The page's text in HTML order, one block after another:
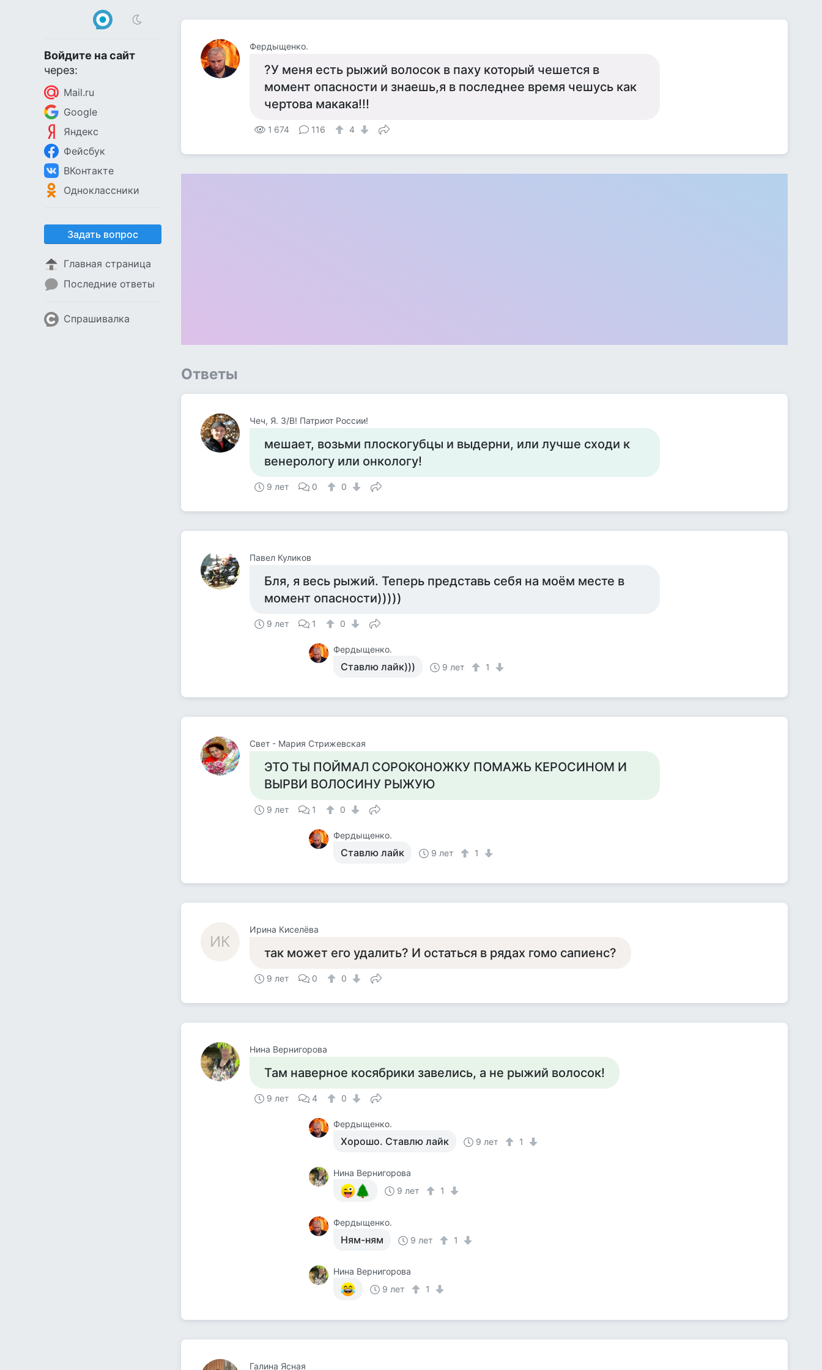
Войдите на сайт
через:
Mail.ru
Google
Яндекс
Фейсбук
ВКонтакте
Одноклассники
Задать вопрос
Главная страница
Последние ответы
Спрашивалка
Фердыщенко.
?У меня есть рыжий волосок в паху который чешется в
момент опасности и знаешь,я в последнее время чешусь как
чертова макака!!!
1 674 116 4
Ответы
Чеч, Я. З/В! Патриот России!
мешает, возьми плоскогубцы и выдерни, или лучше сходи к
венерологу или онкологу!
9 лет 0 0
Павел Куликов
Бля, я весь рыжий. Теперь представь себя на моём месте в
момент опасности)))))
9 лет 1 0
Фердыщенко.
Ставлю лайк))) 9 лет 1
Свет - Мария Стрижевская
ЭТО ТЫ ПОЙМАЛ СОРОКОНОЖКУ ПОМАЖЬ КЕРОСИНОМ И
ВЫРВИ ВОЛОСИНУ РЫЖУЮ
9 лет 1 0
Фердыщенко.
Ставлю лайк 9 лет 1
ИК
Ирина Киселёва
так может его удалить? И остаться в рядах гомо сапиенс?
9 лет 0 0
Нина Вернигорова
Там наверное косябрики завелись, а не рыжий волосок!
9 лет 4 0
Фердыщенко.
Хорошо. Ставлю лайк 9 лет 1
Нина Вернигорова
9 лет
1
Фердыщенко.
Ням-ням 9 лет 1
Нина Вернигорова
9 лет
1
Галина Ясная